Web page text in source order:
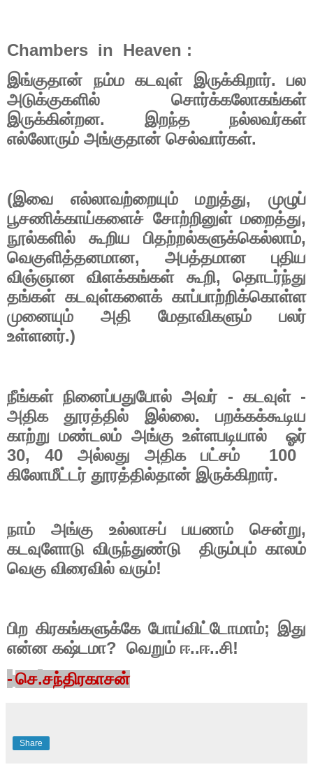
Chambers in Heaven :
இங்குதான் நம்ம கடவுள் இருக்கிறார். பல
அடுக்குகளில்
சொர்க்கலோகங்கள்
இருக்கின்றன. இறந்த
நல்லவர்கள்
எல்லோரும் அங்குதான் செல்வார்கள்.
(இவை எல்லாவற்றையும் மறுத்து,முழுப்
பூசணிக்காய்களைச் சோற்றினுள் மறைத்து,
நூல்களில் கூறிய பிதற்றல்களுக்கெல்லாம்,
வெகுளித்தனமான, அபத்தமான
புதிய
விஞ்ஞான
விளக்கங்கள் கூறி,தொடர்ந்து
தங்கள் கடவுள்களைக் காப்பாற்றிக்கொள்ள
முனையும்
அதி மேதாவிகளும்
பலர்
உள்ளனர்.)
நீங்கள் நினைப்பதுபோல் அவர் - கடவுள்-
அதிக தூரத்தில் இல்லை.பறக்கக்கூடிய
காற்று மண்டலம் அங்கு உள்ளபடியால் ஓர்
30, 40 அல்லது அதிக பட்சம் 100
கிலோமீட்டர் தூரத்தில்தான் இருக்கிறார்.
நாம் அங்கு உல்லாசப் பயணம் சென்று,
கடவுளோடு விருந்துண்டு திரும்பும் காலம்
வெகு விரைவில் வரும்!
பிற கிரகங்களுக்கே போய்விட்டோமாம்; இது
என்ன கஷ்டமா? வெறும் ஈ..ஈ..சி!
-செ.சந்திரகாசன்
Share